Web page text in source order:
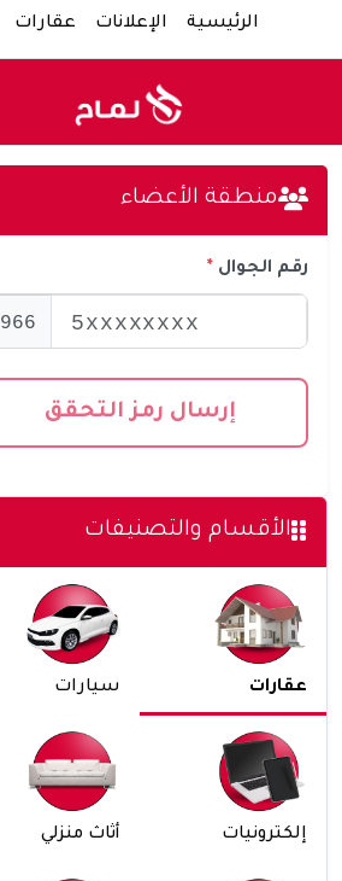
الرئيسية الإعلانات عقارات
منطقة الأعضاء
رقم الجوال
966+
إرسال رمز التحقق
الأقسام والتصنيفات
عقارات سيارات
إلكترونيات أثاث منزلي